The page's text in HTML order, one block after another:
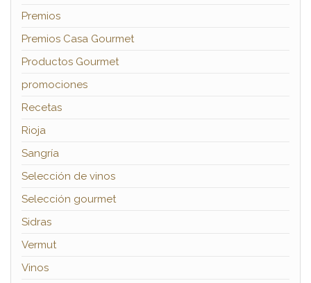
Premios
Premios Casa Gourmet
Productos Gourmet
promociones
Recetas
Rioja
Sangría
Selección de vinos
Selección gourmet
Sidras
Vermut
Vinos